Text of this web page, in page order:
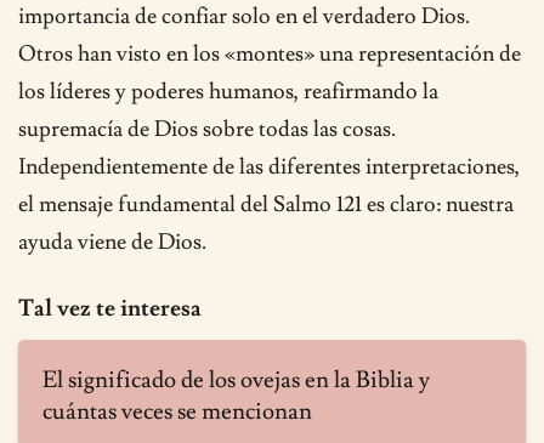
importancia de confiar solo en el verdadero Dios.
Otros han visto en los «montes» una representación de
los líderes y poderes humanos, reafirmando la
supremacía de Dios sobre todas las cosas.
Independientemente de las diferentes interpretaciones,
el mensaje fundamental del Salmo 121 es claro: nuestra
ayuda viene de Dios.
Tal vez te interesa
El significado de los ovejas en la Biblia y
cuántas veces se mencionan